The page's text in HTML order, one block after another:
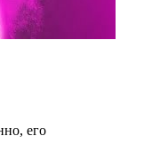
его